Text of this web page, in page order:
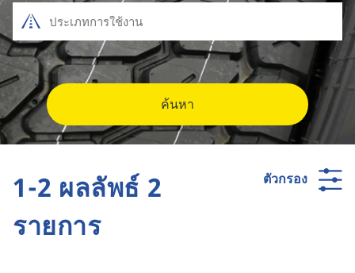
ค้นหา
ตัวกรอง
1-2 ผลลัพธ์ 2
รายการ